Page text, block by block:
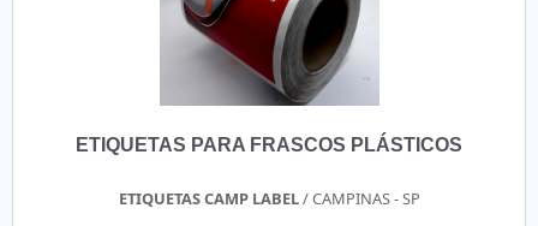
ETIQUETAS PARA FRASCOS PLÁSTICOS
ETIQUETAS CAMP LABEL/ CAMPINAS - SP